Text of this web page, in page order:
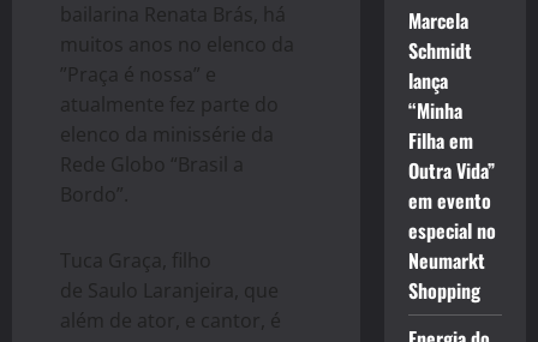
bailarina Renata Brás, há
muitos anos no elenco da
”Praça é nossa” e
atualmente fez parte do
elenco da minissérie da
Rede Globo “Brasil a
Bordo”.
Tuca Graça, filho
de Saulo Laranjeira, que
além de ator, e cantor, é
Marcela
Schmidt
lança
“Minha
Filha em
Outra Vida”
em evento
especial no
Neumarkt
Shopping